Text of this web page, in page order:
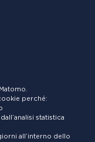
perché:
statistica
all’interno dello